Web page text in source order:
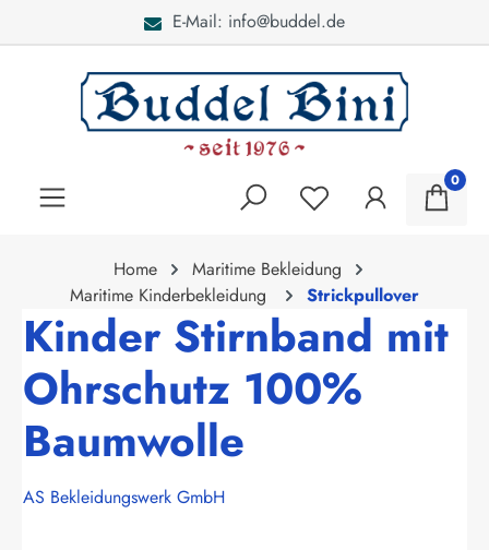
E-Mail: info@buddel.de
0
Home
Maritime Bekleidung
Maritime Kinderbekleidung
Strickpullover
Kinder Stirnband mit
Ohrschutz 100%
Baumwolle
AS Bekleidungswerk GmbH